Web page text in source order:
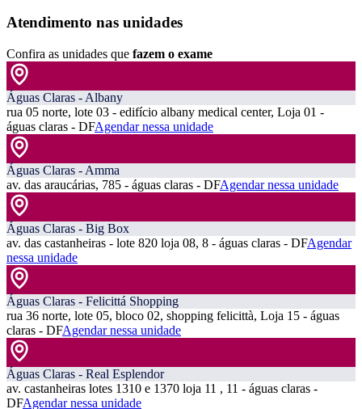
Atendimento nas unidades
Confira as unidades que fazem o exame
Águas Claras - Albany
rua 05 norte, lote 03 - edifício albany medical center, Loja 01 -
águas claras - DFAgendar nessa unidade
Águas Claras - Amma
av. das araucárias, 785 - águas claras - DFAgendar nessa unidade
Águas Claras - Big Box
av. das castanheiras - lote 820 loja 08, 8 - águas claras - DFAgendar
nessa unidade
Águas Claras - Felicittá Shopping
rua 36 norte, lote 05, bloco 02, shopping felicittà, Loja 15 - águas
claras - DFAgendar nessa unidade
Águas Claras - Real Esplendor
av. castanheiras lotes 1310 e 1370 loja 11 , 11 - águas claras -
DFAgendar nessa unidade